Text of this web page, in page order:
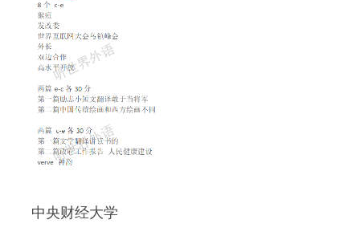
中央财经大学